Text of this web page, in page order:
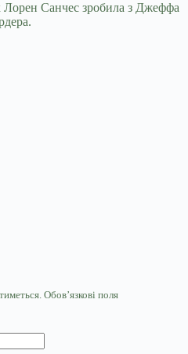
Лорен Санчес зробила з Джеффа
Обов’язкові поля